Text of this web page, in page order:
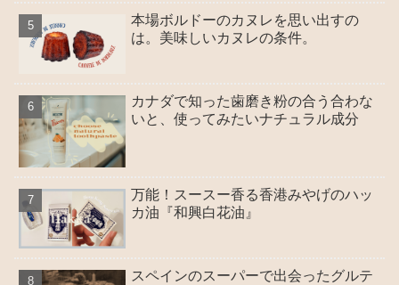
本場ボルドーのカヌレを思い出すの
は。美味しいカヌレの条件。
カナダで知った歯磨き粉の合う合わな
いと、使ってみたいナチュラル成分
万能！スースー香る香港みやげのハッ
カ油『和興白花油』
スペインのスーパーで出会ったグルテ